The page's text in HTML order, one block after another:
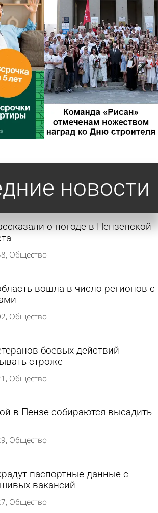
новости
о погоде в Пензенской
Общество
вошла в число регионов с
Общество
боевых действий
строже
Общество
в Пензе собираются высадить
Общество
паспортные данные с
вакансий
Общество